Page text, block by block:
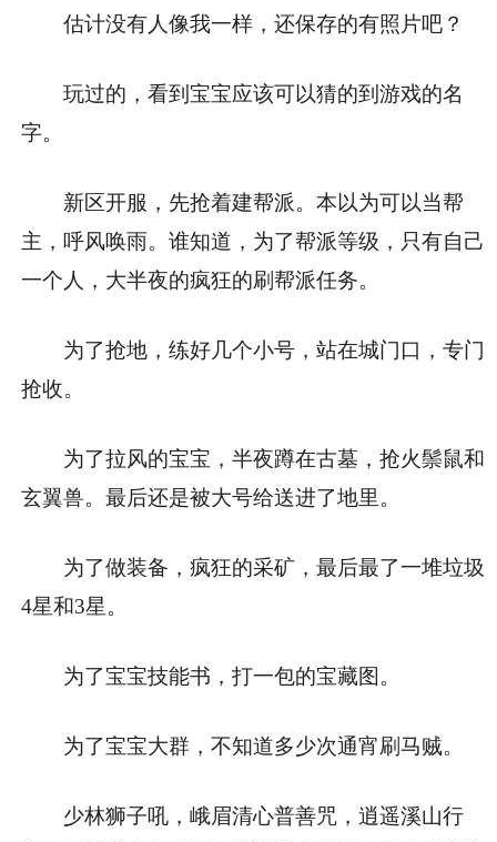
估计没有人像我一样，还保存的有照片吧？
玩过的，看到宝宝应该可以猜的到游戏的名
字。
新区开服，先抢着建帮派。本以为可以当帮
主，呼风唤雨。谁知道，为了帮派等级，只有自己
一个人，大半夜的疯狂的刷帮派任务。
为了抢地，练好几个小号，站在城门口，专门
抢收。
为了拉风的宝宝，半夜蹲在古墓，抢火鬃鼠和
玄翼兽。最后还是被大号给送进了地里。
为了做装备，疯狂的采矿，最后最了一堆垃圾
4星和3星。
为了宝宝技能书，打一包的宝藏图。
为了宝宝大群，不知道多少次通宵刷马贼。
少林狮子吼，峨眉清心普善咒，逍遥溪山行